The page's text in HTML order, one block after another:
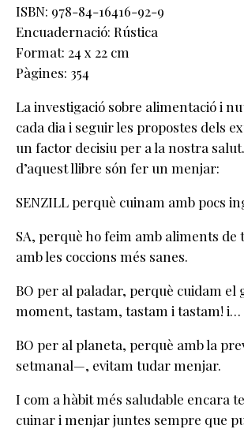
ISBN: 978-84-16416-92-9
Encuadernació: Rústica
Format: 24 x 22 cm
Pàgines: 354
La investigació sobre alimentació i
cada dia i seguir les propostes dels
un factor decisiu per a la nostra
d’aquest llibre són fer un menjar:
SENZILL perquè cuinam amb pocs
SA, perquè ho feim amb aliments de
amb les coccions més sanes.
BO per al paladar, perquè cuidam el
moment, tastam, tastam i tastam! i…
BO per al planeta, perquè amb la
setmanal—, evitam tudar menjar.
I com a hàbit més saludable encara
cuinar i menjar juntes sempre que